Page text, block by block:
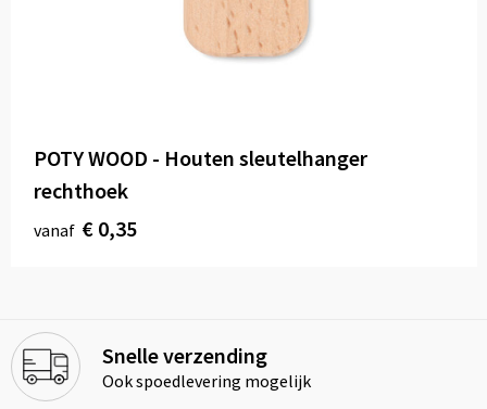
POTY WOOD - Houten sleutelhanger
rechthoek
vanaf € 0,35
Snelle verzending
Ook spoedlevering mogelijk